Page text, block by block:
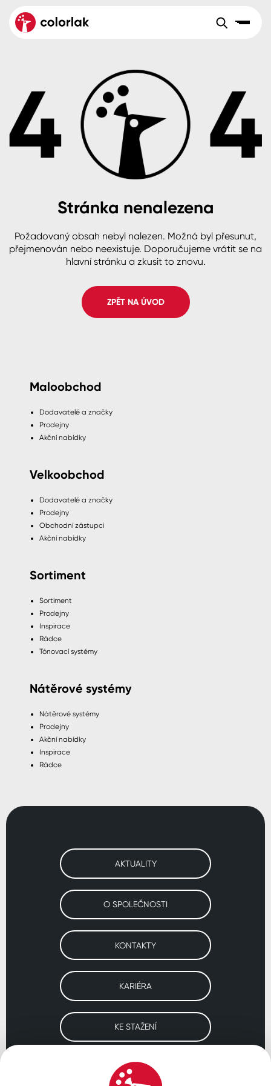
Velkoobchod Sortiment
Aktuality
Reference
O společnosti
B2B +420 800 145 555Po – Pá: 8:00–15:00
Česko
Slovensko Polsko Worldwide
Dřevo
Beton, asfalt, minerální podklady
Plast, sklo, keramika
Stěny
Fasády
Spreje
Colorlak Dekor
Colorlak Profi
Colorlak Pta
Stránka nenalezena
Požadovaný obsah nebyl nalezen. Možná byl přesunut,
přejmenován nebo neexistuje. Doporučujeme vrátit se na
hlavní stránku a zkusit to znovu.
ZPĚT NA ÚVOD
Maloobchod
Dodavatelé a značky
Prodejny
Akční nabídky
Velkoobchod
Dodavatelé a značky
Prodejny
Obchodní zástupci
Akční nabídky
Sortiment
Sortiment
Prodejny
Inspirace
Rádce
Tónovací systémy
Nátěrové systémy
Nátěrové systémy
Prodejny
Akční nabídky
Inspirace
Rádce
AKTUALITY
O SPOLEČNOSTI
KONTAKTY
KARIÉRA
KE STAŽENÍ
Navštivte naše pobočky